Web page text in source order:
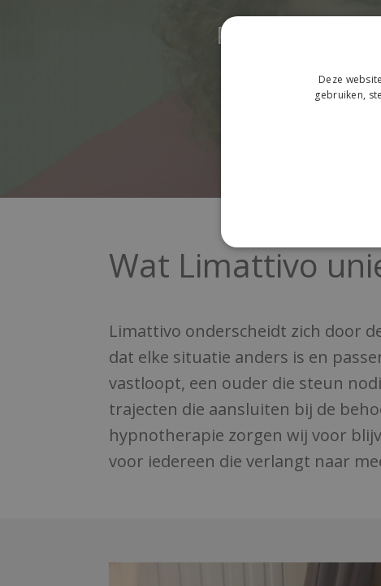
Persoonlijke
Wat Limattivo
Limattivo onderscheidt zich door
dat elke situatie anders is en
vastloopt, een ouder die steun
trajecten die aansluiten bij de
hypnotherapie zorgen wij voor
voor iedereen die verlangt naar
Deze
gebruiken,